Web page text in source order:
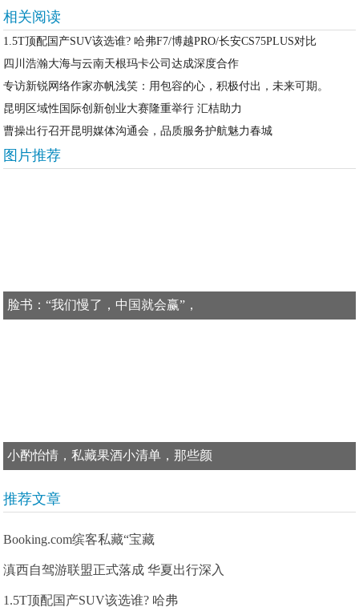
相关阅读
1.5T顶配国产SUV该选谁? 哈弗F7/博越PRO/长安CS75PLUS对比
四川浩瀚大海与云南天根玛卡公司达成深度合作
专访新锐网络作家亦帆浅笑：用包容的心，积极付出，未来可期。
昆明区域性国际创新创业大赛隆重举行 汇桔助力
曹操出行召开昆明媒体沟通会，品质服务护航魅力春城
图片推荐
脸书：“我们慢了，中国就会赢”，
小酌怡情，私藏果酒小清单，那些颜
推荐文章
Booking.com缤客私藏“宝藏
滇西自驾游联盟正式落成 华夏出行深入
1.5T顶配国产SUV该选谁? 哈弗